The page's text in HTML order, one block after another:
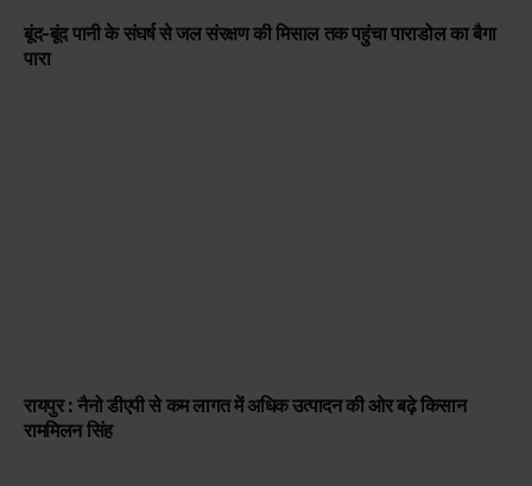
बूंद-बूंद पानी के संघर्ष से जल संरक्षण की मिसाल तक पहुंचा पाराडोल का बैगा
पारा
रायपुर : नैनो डीएपी से कम लागत में अधिक उत्पादन की ओर बढ़े किसान
राममिलन सिंह